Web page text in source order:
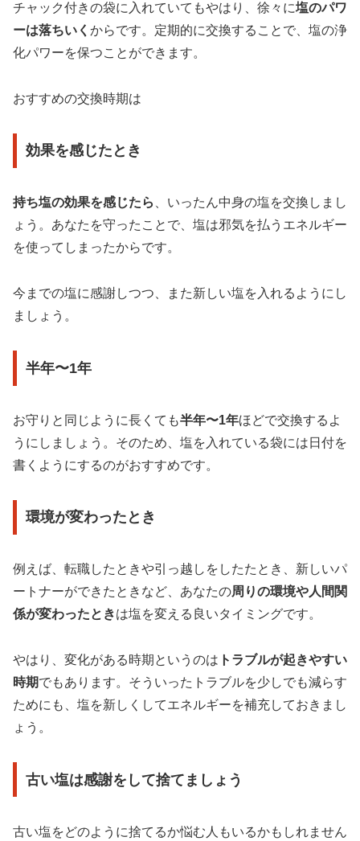
チャック付きの袋に入れていてもやはり、徐々に塩のパワ
ーは落ちいく からです。定期的に交換することで、塩の浄
化パワーを保つことができます。
おすすめの交換時期は
効果を感じたとき
持ち塩の効果を感じたら
、いったん中身の塩を交換しまし
ょう。あなたを守ったことで、塩は邪気を払うエネルギー
を使ってしまったからです。
今までの塩に感謝しつつ、また新しい塩を入れるようにし
ましょう。
半年〜1年
お守りと同じように長くても半年〜1年ほどで交換するよ
うにしましょう。そのため、塩を入れている袋には日付を
書くようにするのがおすすめです。
環境が変わったとき
例えば、転職したときや引っ越しをしたたとき、新しいパ
ートナーができたときなど、あなたの周りの環境や人間関
係が変わったときは塩を変える良いタイミングです。
やはり、変化がある時期というのは トラブルが起きやすい
時期でもあります。そういったトラブルを少しでも減らす
ためにも、塩を新しくしてエネルギーを補充しておきまし
ょう。
古い塩は感謝をして捨てましょう
古い塩をどのように捨てるか悩む人もいるかもしれません